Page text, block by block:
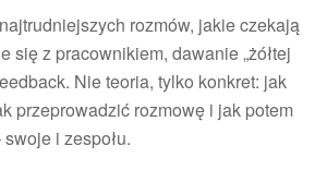
rozmów, jakie czekają
się z pracownikiem, dawanie „żółtej
Nie teoria, tylko konkret: jak
przeprowadzić rozmowę i jak potem
i zespołu.